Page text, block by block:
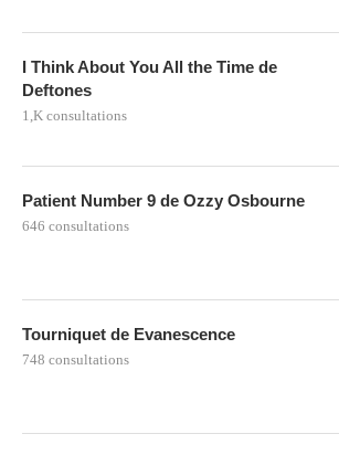
I Think About You All the Time de
Deftones
1,K consultations
Patient Number 9 de Ozzy Osbourne
646 consultations
Tourniquet de Evanescence
748 consultations